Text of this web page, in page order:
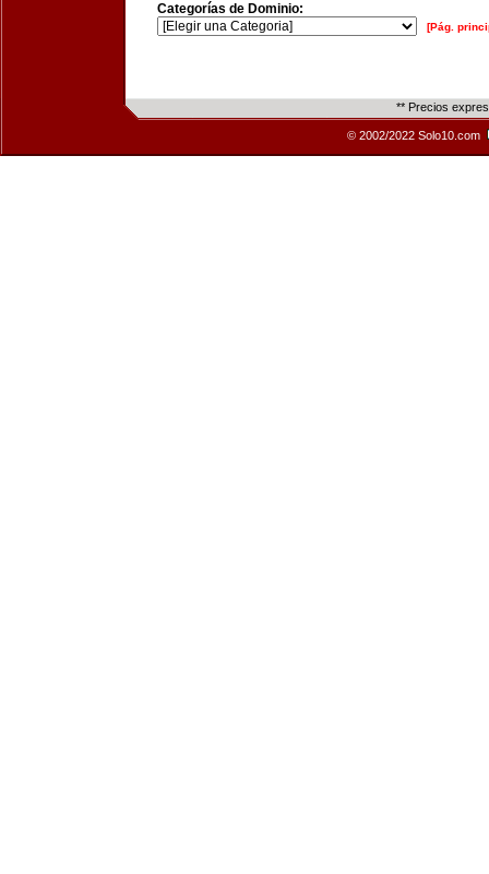
Categorías de Dominio:
[Pág.
** Precios
© 2002/2022 Solo10.com